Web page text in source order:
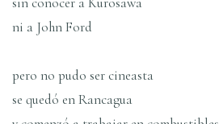
ni a John Ford
pero no pudo ser cineasta
se quedó en Rancagua